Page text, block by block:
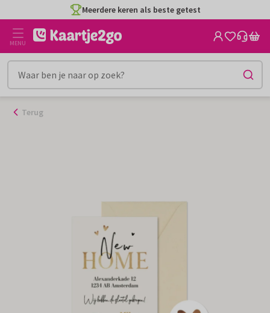
naar
inhoud
Meerdere keren als beste getest
MENU
Terug